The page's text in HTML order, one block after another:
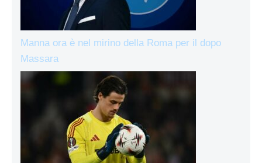
Manna ora è nel mirino della Roma per il dopo
Massara